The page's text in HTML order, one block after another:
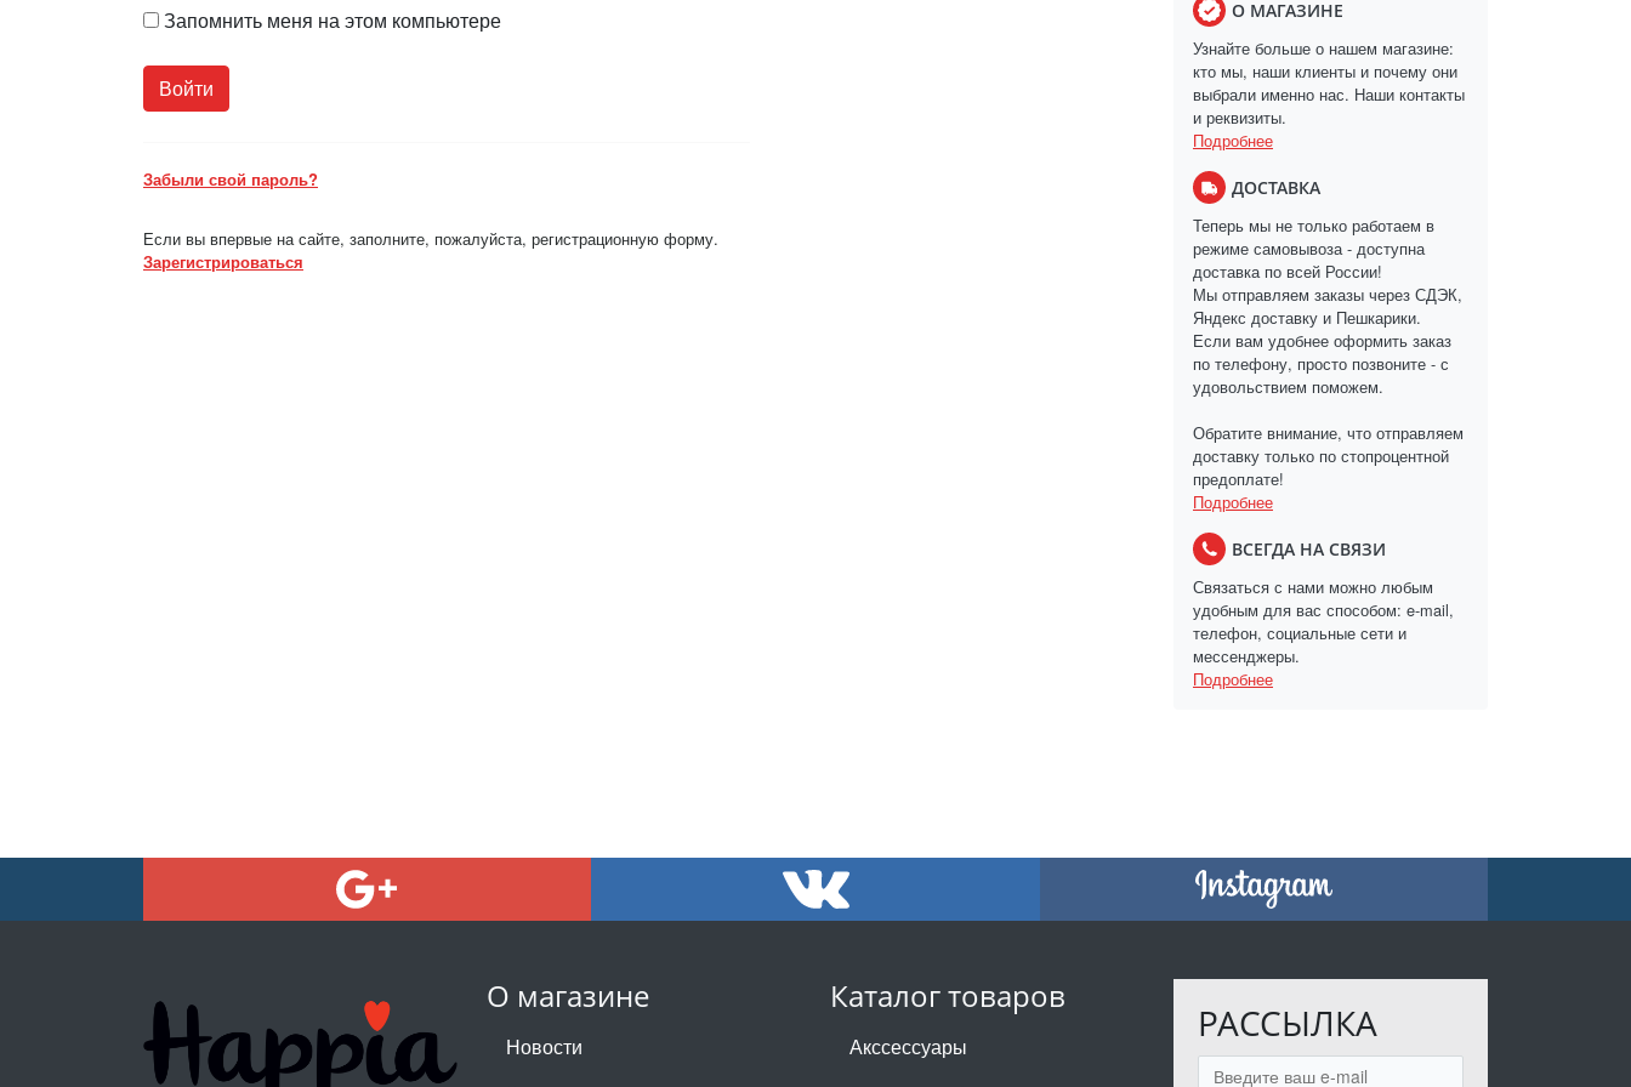
Запомнить меня на этом компьютере
Забыли свой пароль?
Если вы впервые на сайте, заполните, пожалуйста, регистрационную форму.
Зарегистрироваться
О МАГАЗИНЕ
Узнайте больше о нашем магазине:
кто мы, наши клиенты и почему они
выбрали именно нас. Наши контакты
и реквизиты.
Подробнее
ДОСТАВКА
Теперь мы не только работаем в
режиме самовывоза - доступна
доставка по всей России!
Мы отправляем заказы через СДЭК,
Яндекс доставку и Пешкарики.
Если вам удобнее оформить заказ
по телефону, просто позвоните - с
удовольствием поможем.
Обратите внимание, что отправляем
доставку только по стопроцентной
предоплате!
Подробнее
ВСЕГДА НА СВЯЗИ
Связаться с нами можно любым
удобным для вас способом: e-mail,
телефон, социальные сети и
мессенджеры.
Подробнее
О магазине
Новости
Каталог товаров
Акссессуары
РАССЫЛКА